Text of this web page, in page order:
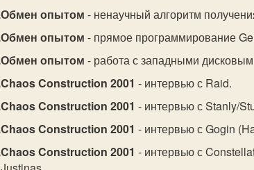
Обмен опытом - ненаучный алгоритм
Обмен опытом - прямое программирование
Обмен опытом - работа с западными
Chaos Construction 2001 - интервью с Raid.
Chaos Construction 2001 - интервью с Stanly/
Chaos Construction 2001 - интервью с Gogin
Chaos Construction 2001 - интервью с